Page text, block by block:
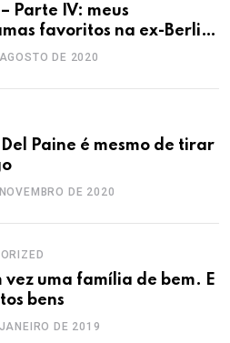
Parte IV: meus
favoritos na ex-Berlim
DE 2020
Paine é mesmo de tirar
DE 2020
vez uma família de bem. E
bens
DE 2019